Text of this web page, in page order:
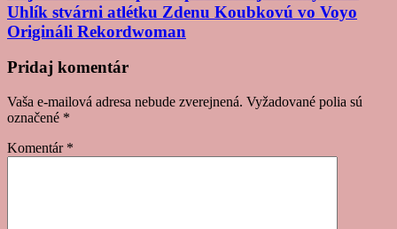
Uhlík stvárni atlétku Zdenu Koubkovú vo Voyo
Origináli Rekordwoman
Post
navigation
Pridaj komentár
Vaša e-mailová adresa nebude zverejnená. Vyžadované polia sú
označené *
Komentár *